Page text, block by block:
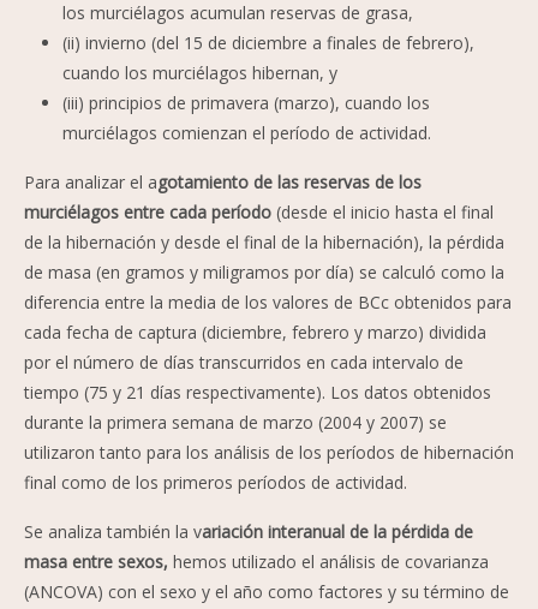
los murciélagos acumulan reservas de grasa,
(ii) invierno (del 15 de diciembre a finales de febrero),
cuando los murciélagos hibernan, y
(iii) principios de primavera (marzo), cuando los
murciélagos comienzan el período de actividad.
Para analizar el agotamiento de las reservas de los
murciélagos entre cada período (desde el inicio hasta el final
de la hibernación y desde el final de la hibernación), la pérdida
de masa (en gramos y miligramos por día) se calculó como la
diferencia entre la media de los valores de BCc obtenidos para
cada fecha de captura (diciembre, febrero y marzo) dividida
por el número de días transcurridos en cada intervalo de
tiempo (75 y 21 días respectivamente). Los datos obtenidos
durante la primera semana de marzo (2004 y 2007) se
utilizaron tanto para los análisis de los períodos de hibernación
final como de los primeros períodos de actividad.
Se analiza también la variación interanual de la pérdida de
masa entre sexos, hemos utilizado el análisis de covarianza
(ANCOVA) con el sexo y el año como factores y su término de